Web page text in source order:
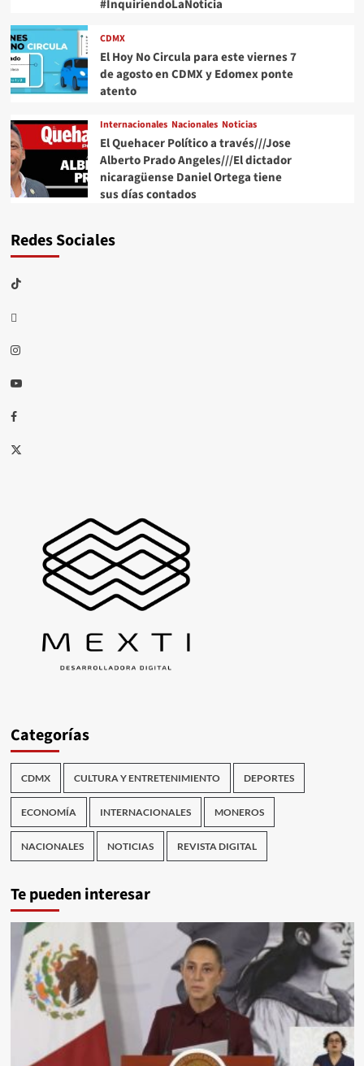
#InquiriendoLaNoticia
CDMX
El Hoy No Circula para este viernes 7
de agosto en CDMX y Edomex ponte
atento
Internacionales Nacionales Noticias
El Quehacer Político a través///Jose
Alberto Prado Angeles///El dictador
nicaragüense Daniel Ortega tiene
sus días contados
Redes Sociales
TikTok
threads
Instagram
Youtube
Facebook
X
Categorías
CDMX CULTURA Y ENTRETENIMIENTO DEPORTES
ECONOMÍA INTERNACIONALES MONEROS
NACIONALES NOTICIAS REVISTA DIGITAL
Te pueden interesar